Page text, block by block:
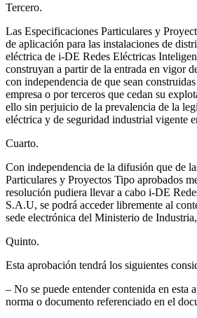
Tercero.
Las Especificaciones Particulares y
de aplicación para las instalaciones de
eléctrica de i-DE Redes Eléctricas
construyan a partir de la entrada en vigor
con independencia de que sean
empresa o por terceros que cedan su
ello sin perjuicio de la prevalencia de la
eléctrica y de seguridad industrial vigente
Cuarto.
Con independencia de la difusión que de
Particulares y Proyectos Tipo aprobados
resolución pudiera llevar a cabo i-DE
S.A.U, se podrá acceder libremente al
sede electrónica del Ministerio de
Quinto.
Esta aprobación tendrá los siguientes
– No se puede entender contenida en esta
norma o documento referenciado en el